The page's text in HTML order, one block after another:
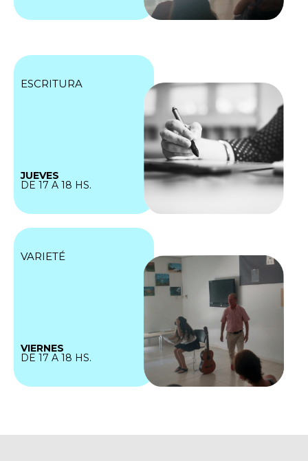
ESCRITURA
JUEVES
DE 17 A 18 HS.
VARIETÉ
VIERNES
DE 17 A 18 HS.